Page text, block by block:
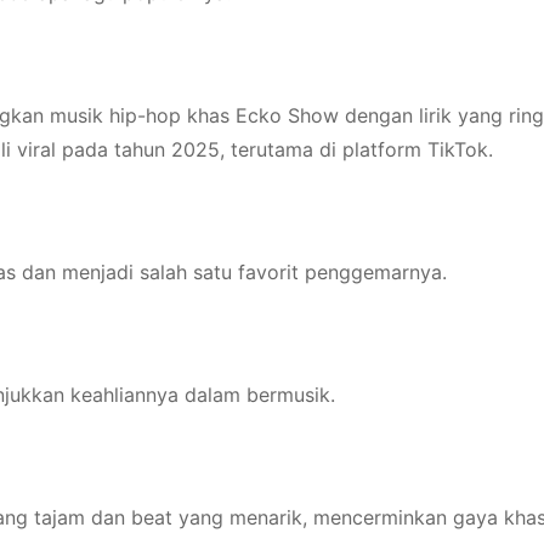
musik hip-hop khas Ecko Show dengan lirik yang
viral pada tahun 2025, terutama di platform TikTok.
dan menjadi salah satu favorit penggemarnya.
keahliannya dalam bermusik.
tajam dan beat yang menarik, mencerminkan gaya